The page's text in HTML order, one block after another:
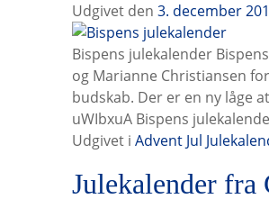
Udgivet den 3. december
Bispens julekalender
og Marianne Christiansen
budskab. Der er en ny låge
uWIbxuA Bispens
Udgivet i Advent Jul
Julekalender fra